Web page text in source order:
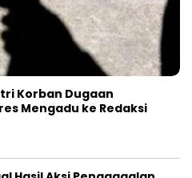
Korban Dugaan
Mengadu ke Redaksi